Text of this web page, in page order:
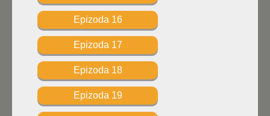
Epizoda 16
Epizoda 17
Epizoda 18
Epizoda 19